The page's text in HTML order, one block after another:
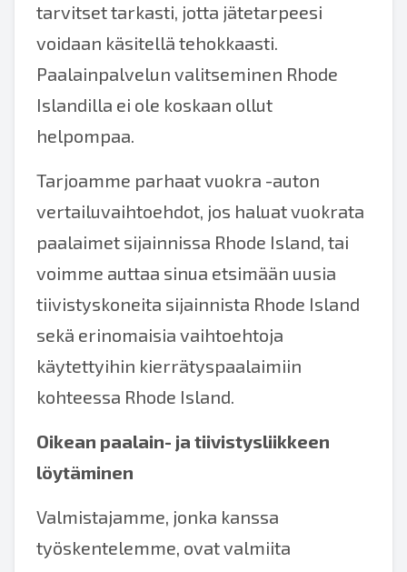
tarvitset tarkasti, jotta jätetarpeesi
voidaan käsitellä tehokkaasti.
Paalainpalvelun valitseminen Rhode
Islandilla ei ole koskaan ollut
helpompaa.
Tarjoamme parhaat vuokra -auton
vertailuvaihtoehdot, jos haluat vuokrata
paalaimet sijainnissa Rhode Island, tai
voimme auttaa sinua etsimään uusia
tiivistyskoneita sijainnista Rhode Island
sekä erinomaisia vaihtoehtoja
käytettyihin kierrätyspaalaimiin
kohteessa Rhode Island.
Oikean paalain- ja tiivistysliikkeen
löytäminen
Valmistajamme, jonka kanssa
työskentelemme, ovat valmiita